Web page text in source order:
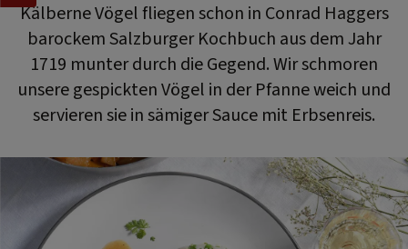
Kälberne Vögel fliegen schon in Conrad Haggers
barockem Salzburger Kochbuch aus dem Jahr
1719 munter durch die Gegend. Wir schmoren
unsere gespickten Vögel in der Pfanne weich und
servieren sie in sämiger Sauce mit Erbsenreis.